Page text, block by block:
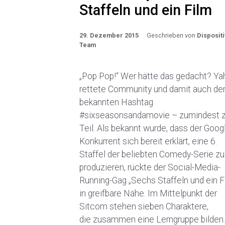
Staffeln und ein Film
29. Dezember 2015 Geschrieben von
Team
„Pop Pop!“ Wer hätte das gedacht?
rettete Community und damit auch
bekannten Hashtag
#sixseasonsandamovie – zumindest
Teil. Als bekannt wurde, dass der
Konkurrent sich bereit erklärt, eine 6.
Staffel der beliebten Comedy-Serie zu
produzieren, rückte der Social-Media-
Running-Gag „Sechs Staffeln und ein
in greifbare Nähe. Im Mittelpunkt der
Sitcom stehen sieben Charaktere,
die zusammen eine Lerngruppe bilden.